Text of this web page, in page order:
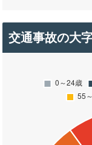
交通事故の大